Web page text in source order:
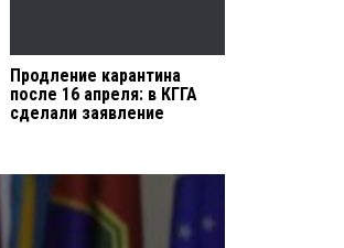
Продление карантина
после 16 апреля: в КГГА
сделали заявление